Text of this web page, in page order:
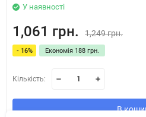
У наявності
1,061 грн. 1,249 грн.
- 16% Економія 188 грн.
Кількість:
В